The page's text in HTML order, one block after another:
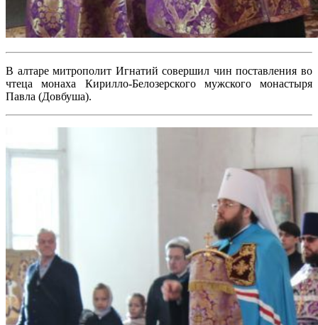
В алтаре митрополит Игнатий совершил чин поставления во
чтеца монаха Кирилло-Белозерского мужского монастыря
Павла (Довбуша).